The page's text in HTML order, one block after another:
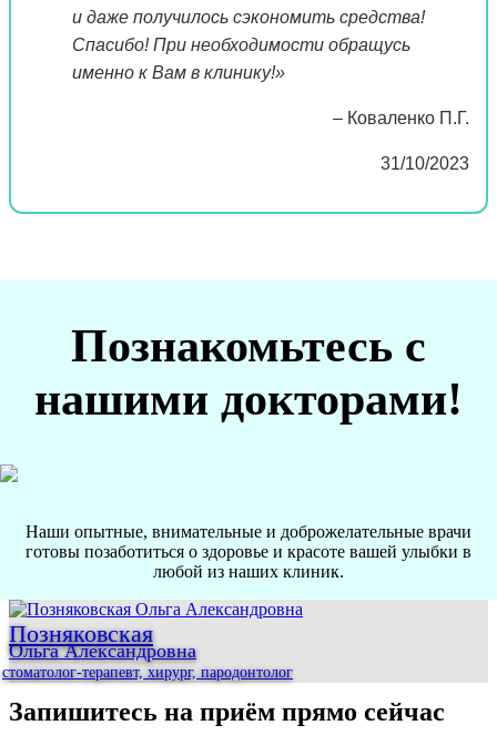
и даже получилось сэкономить средства!
Спасибо! При необходимости обращусь
именно к Вам в клинику!»
– Коваленко П.Г.
31/10/2023
Познакомьтесь с
нашими докторами!
Наши опытные, внимательные и доброжелательные врачи
готовы позаботиться о здоровье и красоте вашей улыбки в
любой из наших клиник.
Позняковская
Ольга Александровна
стоматолог-терапевт, хирург, пародонтолог
Запишитесь на приём прямо сейчас